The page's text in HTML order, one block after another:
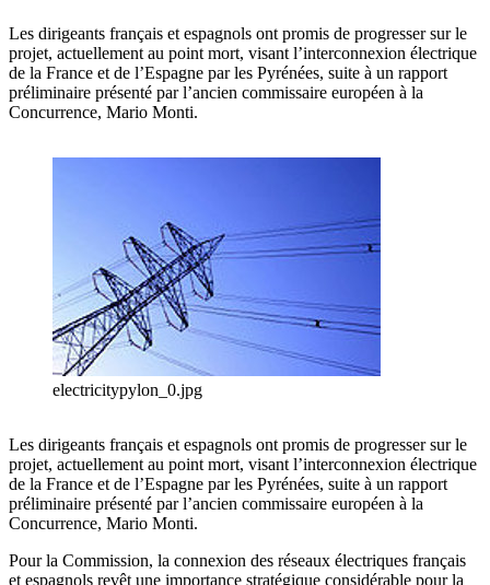
Les dirigeants français et espagnols ont promis de progresser sur le
projet, actuellement au point mort, visant l’interconnexion électrique
de la France et de l’Espagne par les Pyrénées, suite à un rapport
préliminaire présenté par l’ancien commissaire européen à la
Concurrence, Mario Monti.
electricitypylon_0.jpg
Les dirigeants français et espagnols ont promis de progresser sur le
projet, actuellement au point mort, visant l’interconnexion électrique
de la France et de l’Espagne par les Pyrénées, suite à un rapport
préliminaire présenté par l’ancien commissaire européen à la
Concurrence, Mario Monti.
Pour la Commission, la connexion des réseaux électriques français
et espagnols revêt une importance stratégique considérable pour la